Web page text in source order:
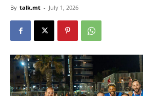
By talk.mt - July 1, 2026